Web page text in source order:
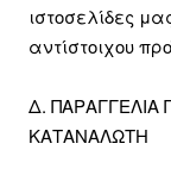
ιστοσελίδες
αντίστοιχου
Δ. ΠΑΡΑΓΓΕΛΙΑ
ΚΑΤΑΝΑΛΩΤΗ